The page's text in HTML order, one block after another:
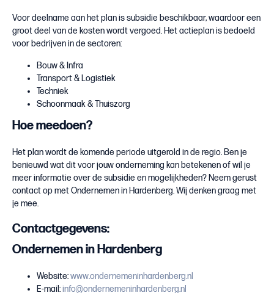
Voor deelname aan het plan is subsidie beschikbaar, waardoor een
groot deel van de kosten wordt vergoed. Het actieplan is bedoeld
voor bedrijven in de sectoren:
Bouw & Infra
Transport & Logistiek
Techniek
Schoonmaak & Thuiszorg
Hoe meedoen?
Het plan wordt de komende periode uitgerold in de regio. Ben je
benieuwd wat dit voor jouw onderneming kan betekenen of wil je
meer informatie over de subsidie en mogelijkheden? Neem gerust
contact op met Ondernemen in Hardenberg. Wij denken graag met
je mee.
Contactgegevens:
Ondernemen in Hardenberg
Website:www.ondernemeninhardenberg.nl
E-mail:info@ondernemeninhardenberg.nl